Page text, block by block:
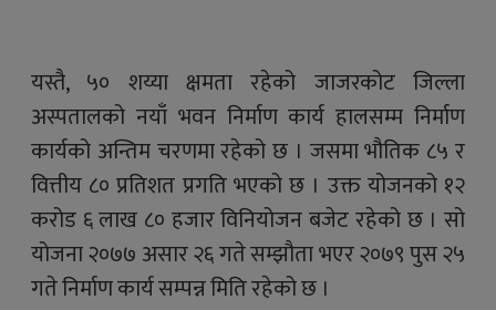
यस्तै, ५० शय्या क्षमता रहेको जाजरकोट जिल्ला
अस्पतालको नयाँ भवन निर्माण कार्य हालसम्म निर्माण
कार्यको अन्तिम चरणमा रहेको छ । जसमा भौतिक ८५ र
वित्तीय ८० प्रतिशत प्रगति भएको छ । उक्त योजनको १२
करोड ६ लाख ८० हजार विनियोजन बजेट रहेको छ । सो
योजना २०७७ असार २६ गते सम्झौता भएर २०७९ पुस २५
गते निर्माण कार्य सम्पन्न मिति रहेको छ ।